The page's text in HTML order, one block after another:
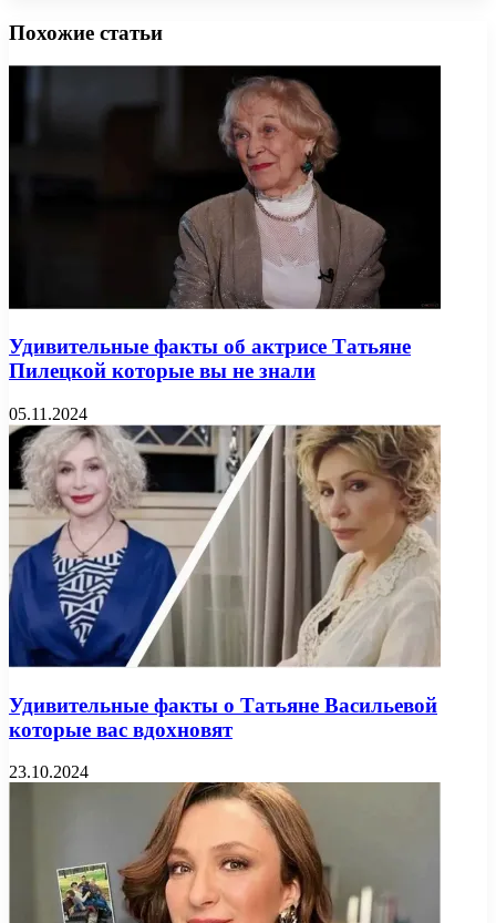
Похожие статьи
Удивительные факты об актрисе Татьяне
Пилецкой которые вы не знали
05.11.2024
Удивительные факты о Татьяне Васильевой
которые вас вдохновят
23.10.2024